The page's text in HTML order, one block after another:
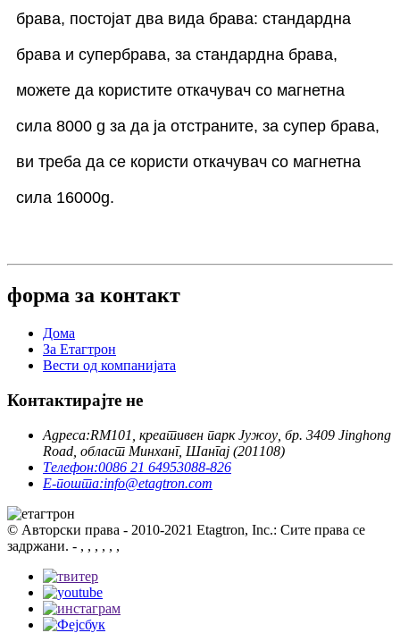
брава, постојат два вида брава: стандардна
брава и супербрава, за стандардна брава,
можете да користите откачувач со магнетна
сила 8000 g за да ја отстраните, за супер брава,
ви треба да се користи откачувач со магнетна
сила 16000g.
форма за контакт
Дома
За Етагтрон
Вести од компанијата
Контактирајте не
Адреса:RM101, креативен парк Јужоу, бр. 3409 Jinghong
Road, област Минханг, Шангај (201108)
Телефон:0086 21 64953088-826
Е-пошта:info@etagtron.com
© Авторски права - 2010-2021 Etagtron, Inc.: Сите права се
задржани. - , , , , , ,